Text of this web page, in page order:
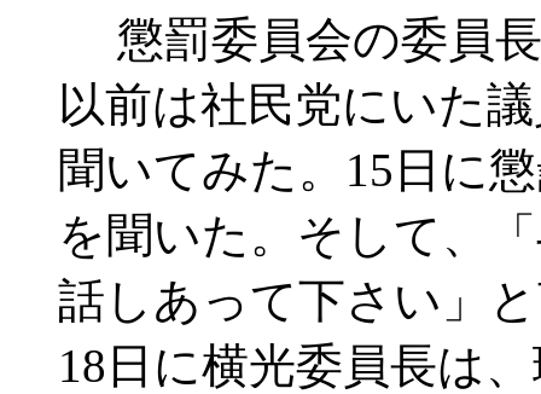
懲罰委員会の委員
以前は社民党にいた
聞いてみた。15日に
を聞いた。そして、
話しあって下さい」
18日に横光委員長は